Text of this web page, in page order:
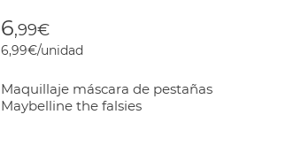
6,99€
6,99€/unidad
Maquillaje máscara de pestañas
Maybelline the falsies